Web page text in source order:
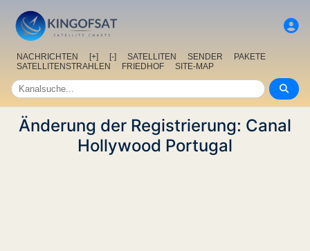
NACHRICHTEN [+] [-] SATELLITEN SENDER
PAKETE
SATELLITENSTRAHLEN
FRIEDHOF SITE-MAP
Änderung der Registrierung: Canal
Hollywood Portugal